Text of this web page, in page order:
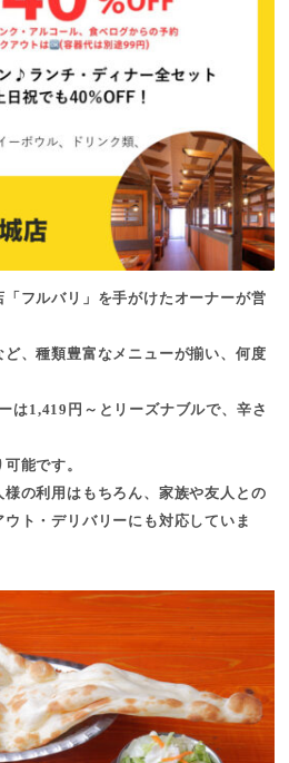
フルバリ」を手がけたオーナーが営
、種類豊富なメニューが揃い、何度
は1,419円～とリーズナブルで、辛さ
能です。
の利用はもちろん、家族や友人との
ト・デリバリーにも対応していま